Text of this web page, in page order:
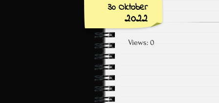
30 Oktober
2022
Views: 0